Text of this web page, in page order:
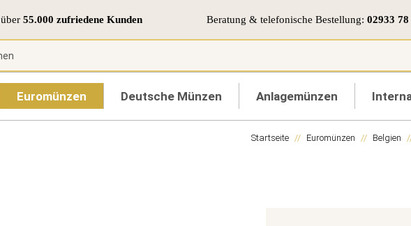
über 55.000 zufriedene Kunden Beratung & telefonische Bestellung: 02933 78
Euromünzen Deutsche Münzen Anlagemünzen
Startseite Euromünzen Belgien